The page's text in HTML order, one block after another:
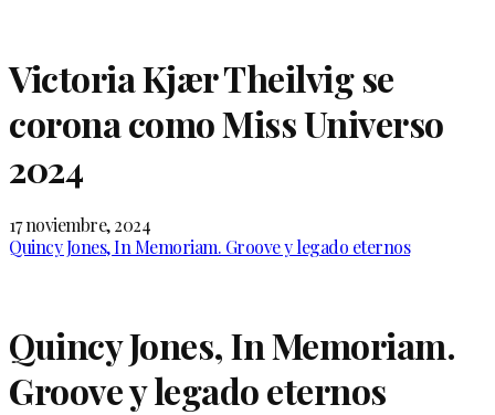
Victoria Kjær Theilvig se
corona como Miss Universo
2024
17 noviembre, 2024
Quincy Jones, In Memoriam. Groove y legado eternos
Quincy Jones, In Memoriam.
Groove y legado eternos